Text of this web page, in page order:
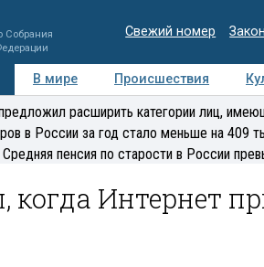
Собрания
Свежий номер
В мире Происшествия
Медиацентр Интервью
расширить категории лиц,
в России за год стало меньше на 409
пенсия по старости в России
когда Интернет